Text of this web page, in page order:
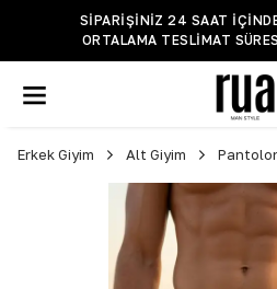
SIPARIŞINIZ 24 SAAT
ORTALAMA TESLIMAT
Erkek Giyim Alt Giyim